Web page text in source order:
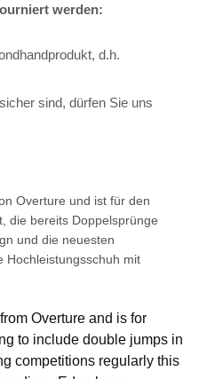
werden:
d.h.
sind, dürfen Sie uns
Overture und ist für den
die bereits Doppelsprünge
und die neuesten
Hochleistungsschuh mit
Overture and is for
to include double jumps in
competitions regularly this